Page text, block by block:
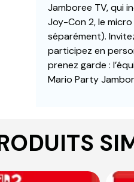
Jamboree TV, qui
Joy-Con 2, le
séparément).
participez en
prenez garde :
Mario Party